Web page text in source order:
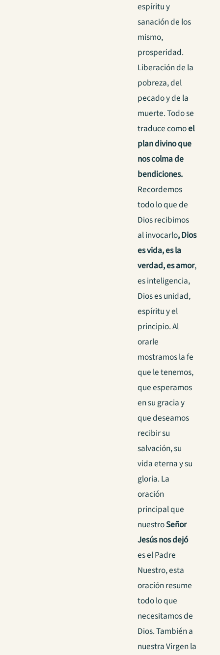
espíritu y
sanación de los
mismo,
prosperidad.
Liberación de la
pobreza, del
pecado y de la
muerte. Todo se
traduce comoel
plan divino que
nos colma de
bendiciones.
Recordemos
todo lo que de
Dios recibimos
al invocarlo, Dios
es vida, es la
verdad, es amor,
es inteligencia,
Dios es unidad,
espíritu y el
principio. Al
orarle
mostramos la fe
que le tenemos,
que esperamos
en su gracia y
que deseamos
recibir su
salvación, su
vida eterna y su
gloria. La
oración
principal que
nuestroSeñor
Jesús nos dejó
es el Padre
Nuestro, esta
oración resume
todo lo que
necesitamos de
Dios. También a
nuestra Virgen la